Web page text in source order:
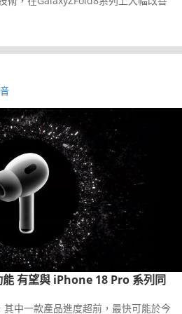
有望與 iPhone 18 Pro 系列同
中一款產品進度超前，最快可能於今